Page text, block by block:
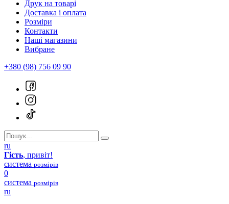
Друк на товарі
Доставка і оплата
Розміри
Контакти
Наші магазини
Вибране
+380 (98) 756 09 90
ru
Гість, привіт!
система розмірів
0
система розмірів
ru